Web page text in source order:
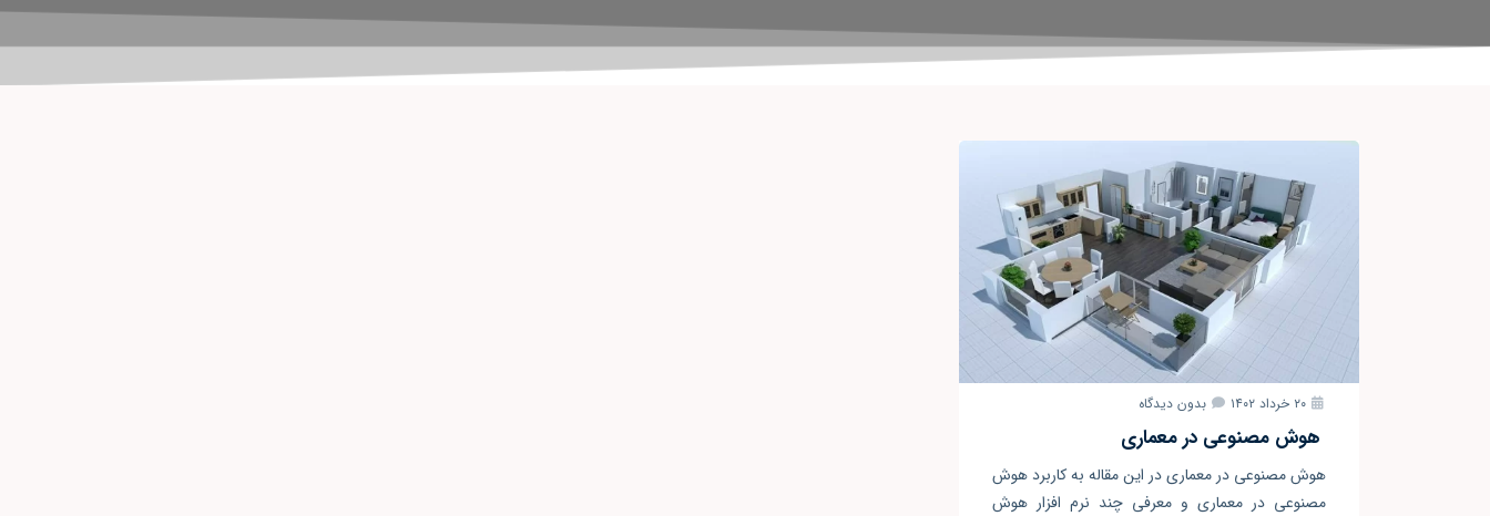
۲۰ خرداد ۱۴۰۲ بدون دیدگاه
هوش مصنوعی در معماری
هوش مصنوعی در معماری در این مقاله به کاربرد هوش
مصنوعی در معماری و معرفی چند نرم افزار هوش